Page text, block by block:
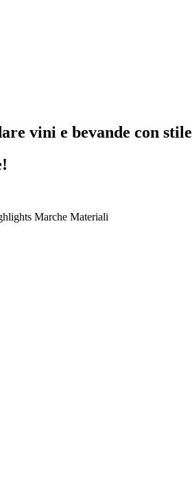
vini e bevande con stile
Marche Materiali